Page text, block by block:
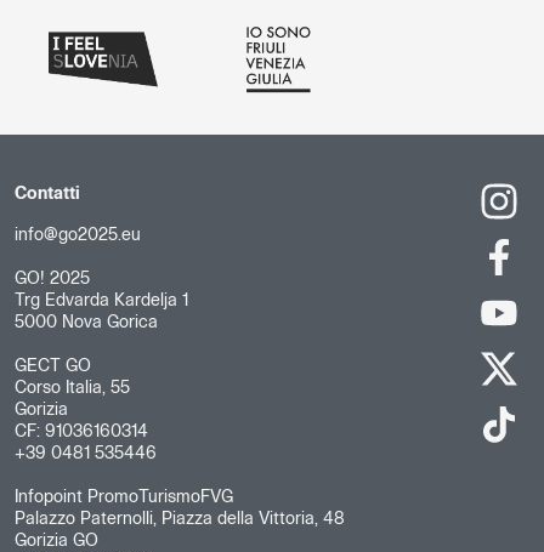
Contatti
info@go2025.eu
GO! 2025
Trg Edvarda Kardelja 1
5000 Nova Gorica
GECT GO
Corso Italia, 55
Gorizia
CF: 91036160314
+39 0481 535446
Infopoint PromoTurismoFVG
Palazzo Paternolli, Piazza della Vittoria, 48
Gorizia GO